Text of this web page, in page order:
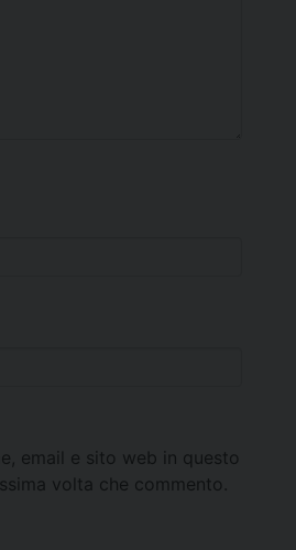
email e sito web in questo
volta che commento.